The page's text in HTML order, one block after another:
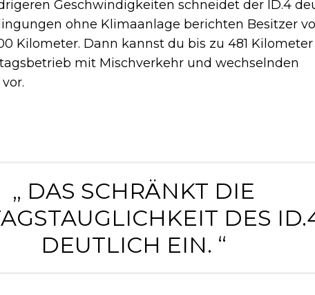
Geschwindigkeiten schneidet der ID.4
ohne Klimaanlage berichten Besitzer
Kilometer. Dann kannst du bis zu 481
mit Mischverkehr und wechselnden
„ DAS SCHRÄNKT DIE
DES
DEUTLICH EIN. “